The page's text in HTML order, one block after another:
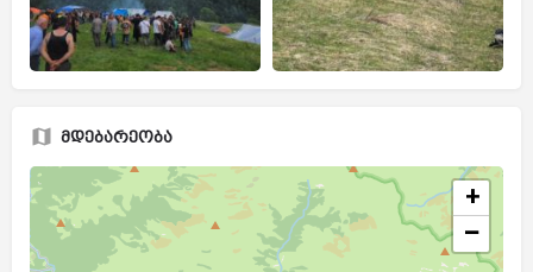
მდებარეობა
+
−